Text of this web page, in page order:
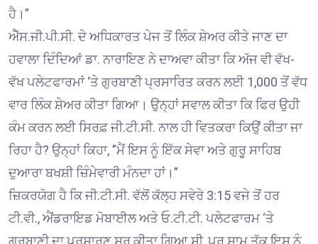
ਹੈ।”
ਐੱਸ.ਜੀ.ਪੀ.ਸੀ. ਦੇ ਅਧਿਕਾਰਤ ਪੇਜ ਤੋਂ ਲਿੰਕ ਸ਼ੇਅਰ ਕੀਤੇ ਜਾਣ ਦਾ
ਹਵਾਲਾ ਦਿੰਦਿਆਂ ਡਾ. ਨਾਰਾਇਣ ਨੇ ਦਾਅਵਾ ਕੀਤਾ ਕਿ ਅੱਜ ਵੀ ਵੱਖ-
ਵੱਖ ਪਲੇਟਫਾਰਮਾਂ ‘ਤੇ ਗੁਰਬਾਣੀ ਪ੍ਰਸਾਰਿਤ ਕਰਨ ਲਈ 1,000 ਤੋਂ ਵੱਧ
ਵਾਰ ਲਿੰਕ ਸ਼ੇਅਰ ਕੀਤਾ ਗਿਆ। ਉਨ੍ਹਾਂ ਸਵਾਲ ਕੀਤਾ ਕਿ ਫਿਰ ਉਹੀ
ਕੰਮ ਕਰਨ ਲਈ ਸਿਰਫ਼ ਜੀ.ਟੀ.ਸੀ. ਨਾਲ ਹੀ ਵਿਤਕਰਾ ਕਿਉਂ ਕੀਤਾ ਜਾ
ਰਿਹਾ ਹੈ? ਉਨ੍ਹਾਂ ਕਿਹਾ, ”ਮੈਂ ਇਸ ਨੂੰ ਇੱਕ ਸੇਵਾ ਅਤੇ ਗੁਰੂ ਸਾਹਿਬ
ਦੁਆਰਾ ਬਖਸ਼ੀ ਜ਼ਿੰਮੇਵਾਰੀ ਮੰਨਦਾ ਹਾਂ।”
ਜ਼ਿਕਰਯੋਗ ਹੈ ਕਿ ਜੀ.ਟੀ.ਸੀ. ਵੱਲੋਂ ਕੱਲ੍ਹ ਸਵੇਰੇ 3:15 ਵਜੇ ਤੋਂ ਹਰ
ਟੀ.ਵੀ., ਐਂਡਰਾਇਡ ਮੋਬਾਈਲ ਅਤੇ ਓ.ਟੀ.ਟੀ. ਪਲੇਟਫਾਰਮ ‘ਤੇ
ਗੁਰਬਾਣੀ ਦਾ ਪ੍ਰਸਾਰਣ ਸ਼ੁਰੂ ਕੀਤਾ ਗਿਆ ਸੀ, ਪਰ ਸ਼ਾਮ ਤੱਕ ਇਸ ਨੂੰ